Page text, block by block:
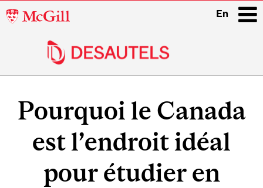
McGill
En
navigation
Pourquoi le Canada
est l’endroit idéal
pour étudier en